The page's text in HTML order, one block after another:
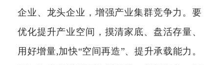
企业、龙头企业，增强产业集群竞争力。要
优化提升产业空间，摸清家底、盘活存量、
用好增量,加快“空间再造”、提升承载能力。